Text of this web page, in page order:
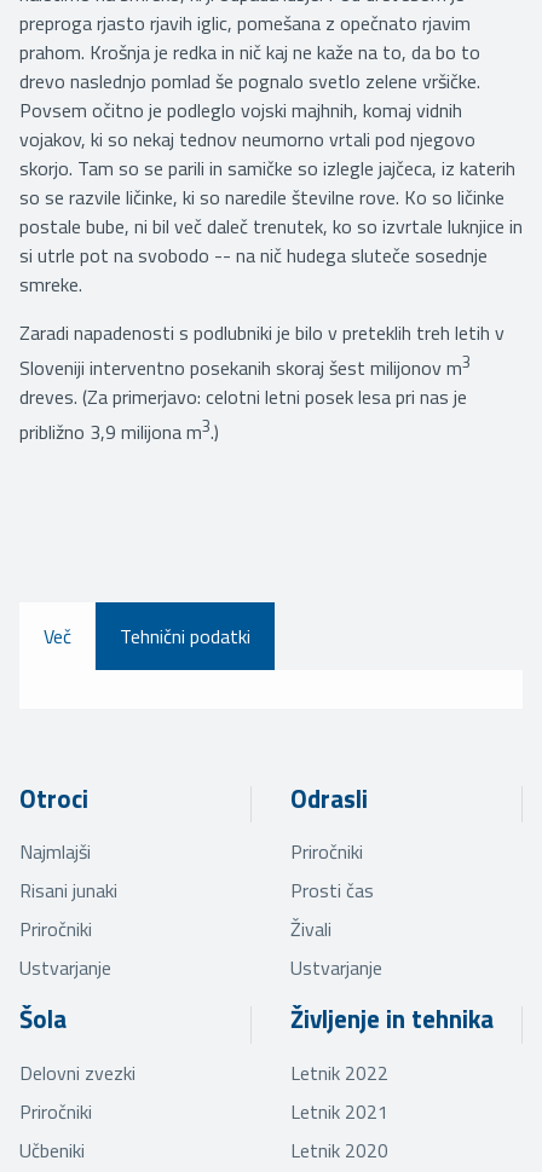
preproga rjasto rjavih iglic, pomešana z opečnato rjavim
prahom. Krošnja je redka in nič kaj ne kaže na to, da bo to
drevo naslednjo pomlad še pognalo svetlo zelene vršičke.
Povsem očitno je podleglo vojski majhnih, komaj vidnih
vojakov, ki so nekaj tednov neumorno vrtali pod njegovo
skorjo. Tam so se parili in samičke so izlegle jajčeca, iz katerih
so se razvile ličinke, ki so naredile številne rove. Ko so ličinke
postale bube, ni bil več daleč trenutek, ko so izvrtale luknjice in
si utrle pot na svobodo -- na nič hudega sluteče sosednje
smreke.
Zaradi napadenosti s podlubniki je bilo v preteklih treh letih v
Sloveniji interventno posekanih skoraj šest milijonov m3
dreves. (Za primerjavo: celotni letni posek lesa pri nas je
približno 3,9 milijona m3.)
Več Tehnični podatki
Otroci
Najmlajši
Risani junaki
Priročniki
Ustvarjanje
Odrasli
Priročniki
Prosti čas
Živali
Ustvarjanje
Šola
Delovni zvezki
Priročniki
Učbeniki
Življenje in tehnika
Letnik 2022
Letnik 2021
Letnik 2020